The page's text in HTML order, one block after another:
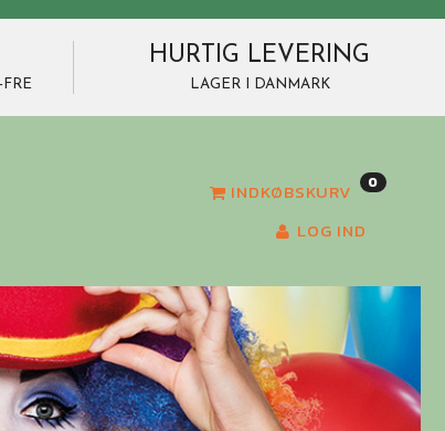
FRE
HURTIG LEVERING
LAGER I DANMARK
INDKØBSKURV 0
LOG IND